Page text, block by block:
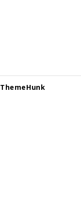
ThemeHunk